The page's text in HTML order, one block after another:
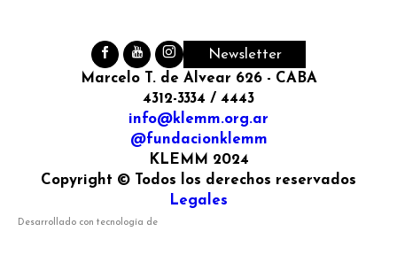
Newsletter
Marcelo T. de Alvear 626 - CABA
4312-3334 / 4443
info@klemm.org.ar
@fundacionklemm
KLEMM 2024
Copyright © Todos los derechos reservados
Legales